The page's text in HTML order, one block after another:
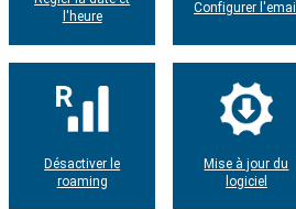
l'heure
Configurer l'email
Désactiver le
roaming
Mise à jour du
logiciel